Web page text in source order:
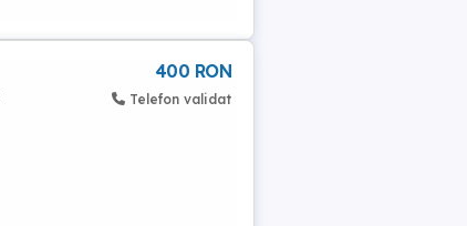
400 RON
Telefon validat